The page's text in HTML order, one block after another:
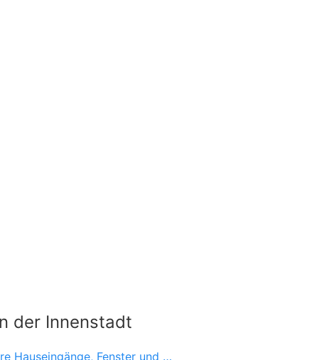
der Innenstadt
Hauseingänge, Fenster und …